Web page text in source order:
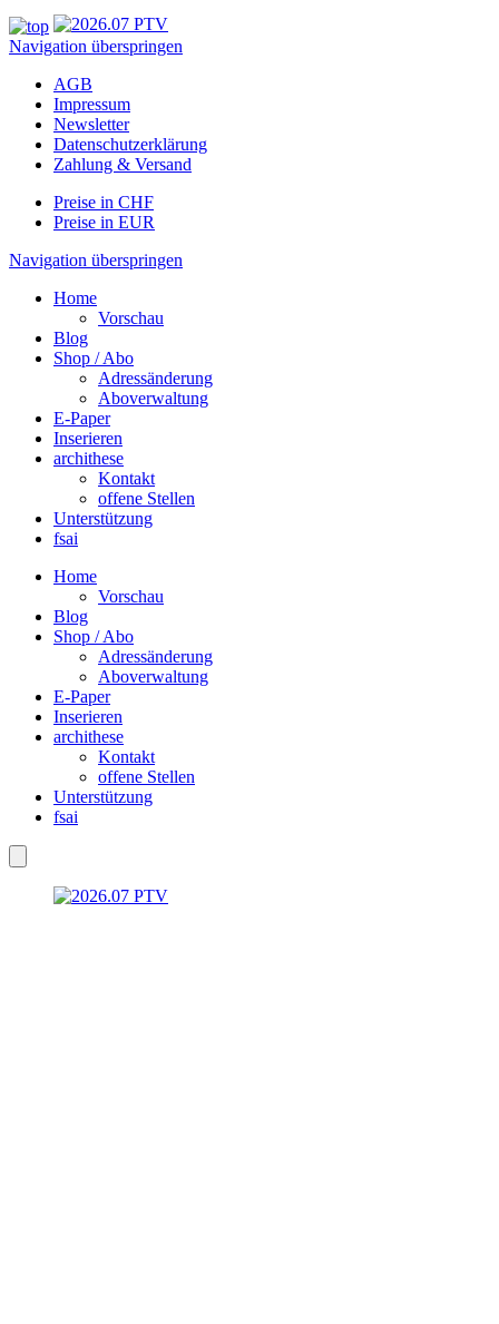
Navigation überspringen
AGB
Impressum
Newsletter
Datenschutzerklärung
Zahlung & Versand
Preise in CHF
Preise in EUR
Navigation überspringen
Home
Vorschau
Blog
Shop / Abo
Adressänderung
Aboverwaltung
E-Paper
Inserieren
archithese
Kontakt
offene Stellen
Unterstützung
fsai
Home
Vorschau
Blog
Shop / Abo
Adressänderung
Aboverwaltung
E-Paper
Inserieren
archithese
Kontakt
offene Stellen
Unterstützung
fsai